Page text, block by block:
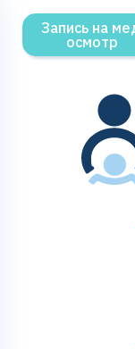
Запись на
осмотр